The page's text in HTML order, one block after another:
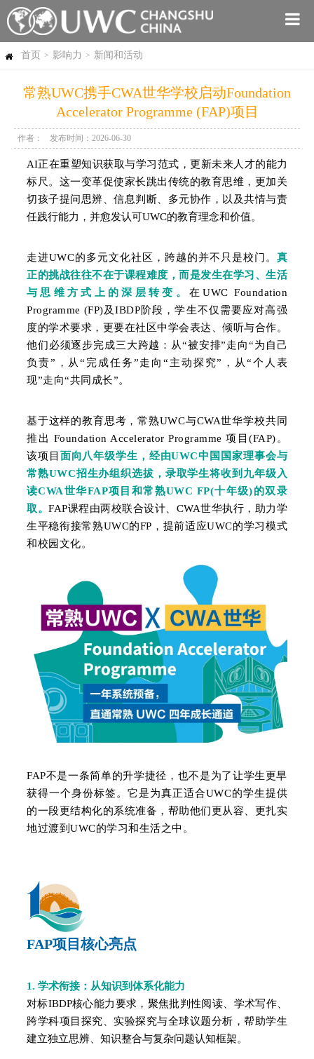
首页 > 影响力 > 新闻和活动
常熟UWC携手CWA世华学校启动Foundation
Accelerator Programme (FAP)项目
作者： 发布时间：2026-06-30
AI正在重塑知识获取与学习范式，更新未来人才的能力
标尺。这一变革促使家长跳出传统的教育思维，更加关
切孩子提问思辨、信息判断、多元协作，以及共情与责
任践行能力，并愈发认可UWC的教育理念和价值。
走进UWC的多元文化社区，跨越的并不只是校门。 真
正的挑战往往不在于课程难度，而是发生在学习、生活
与思维方式上的深层转变。 在UWC Foundation
Programme (FP)及IBDP阶段，学生不仅需要应对高强
度的学术要求，更要在社区中学会表达、倾听与合作。
他们必须逐步完成三大跨越：从“被安排”走向“为自己
负责”，从“完成任务”走向“主动探究”，从“个人表
现”走向“共同成长”。
基于这样的教育思考，常熟UWC与CWA世华学校共同
推出 Foundation Accelerator Programme 项目(FAP) 。
该项目 面向八年级学生，经由UWC中国国家理事会与
常熟UWC招生办组织选拔，录取学生将收到 九年级入
读CWA世华FAP项目和常熟UWC FP(十年级)的双录
取。 FAP课程由两校联合设计、CWA世华执行，助力学
生平稳衔接常熟UWC的FP，提前适应UWC的学习模式
和校园文化。
FAP不是一条简单的升学捷径，也不是为了让学生更早
获得一个身份标签。它是为真正适合UWC的学生提供
的一段更结构化的系统准备，帮助他们更从容、更扎实
地过渡到UWC的学习和生活之中。
FAP项目核心亮点
1. 学术衔接 ：从知识到体系化能力
对标IBDP核心能力要求，聚焦批判性阅读、学术写作、
跨学科项目探究、实验探究与全球议题分析，帮助学生
建立独立思辨、知识整合与复杂问题认知框架。